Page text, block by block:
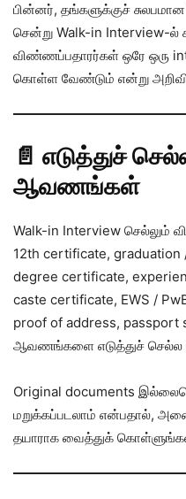
பின்னர், தங்களுக்குச்
சென்று Walk-in Interview-
விண்ணப்பதாரர்கள் ஒரே ஒரு
கொள்ள வேண்டும் என்று
📄 எடுத்துச்
ஆவணங்கள்
Walk-in Interview செல்லும்
12th certificate,
degree certificate,
caste certificate, EWS /
proof of address,
ஆவணங்களை எடுத்துச் செல்ல
Original documents
மறுக்கப்படலாம் என்பதால்,
தயாராக வைத்துக்